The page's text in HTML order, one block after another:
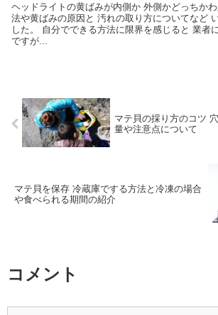
ヘッドライトの黄ばみが内側か 外側かどっちか
法や黄ばみの原因と 汚れの取り方についてなど
した。 自分でできる方法に限界を感じると 業者
ですが...
マテ貝の採り方のコツ
量や注意点について
マテ貝を保存 冷蔵庫でする方法と冷凍の場合
や食べられる期間の紹介
コメント